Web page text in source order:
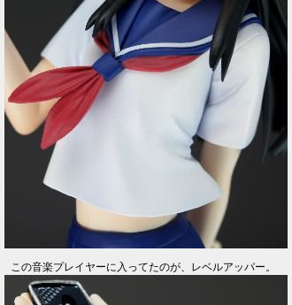
この音楽プレイヤーに入ってたのが、レベルアッパー。